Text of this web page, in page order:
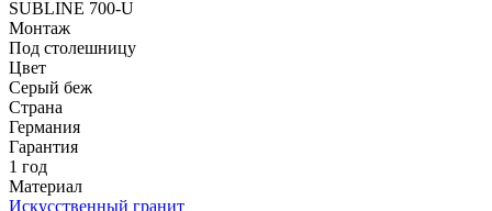
SUBLINE 700-U
Монтаж
Под столешницу
Цвет
Серый беж
Страна
Германия
Гарантия
1 год
Материал
Искусственный гранит